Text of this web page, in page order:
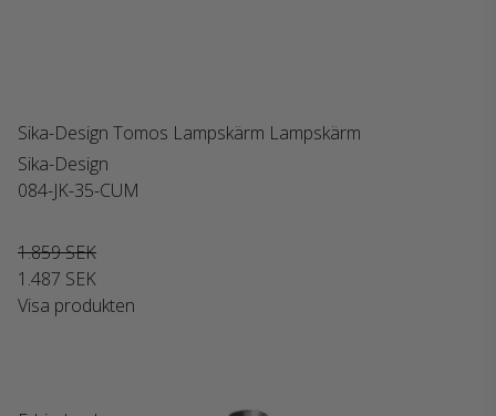
Sika-Design Tomos Lampskärm Lampskärm
Sika-Design
084-JK-35-CUM
1.859 SEK
1.487 SEK
Visa produkten